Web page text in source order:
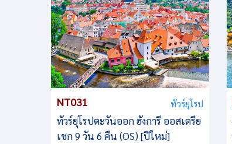
NT031 ทัวร์ยุโรป
ทัวร์ยุโรปตะวันออก ฮังการี ออสเตรีย
เชก 9 วัน 6 คืน (OS) [ปีใหม่]